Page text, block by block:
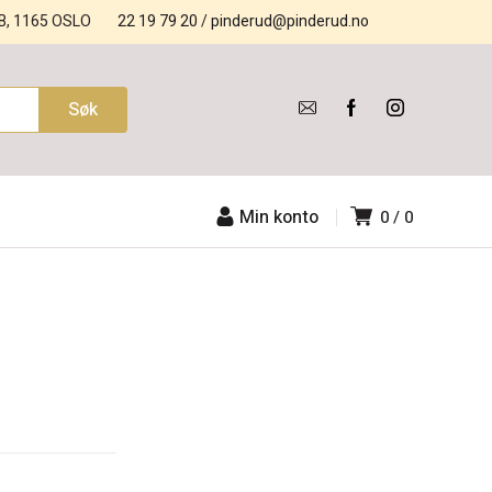
22 19 79 20/pinderud@pinderud.no
1165 OSLO
0 0
Min konto